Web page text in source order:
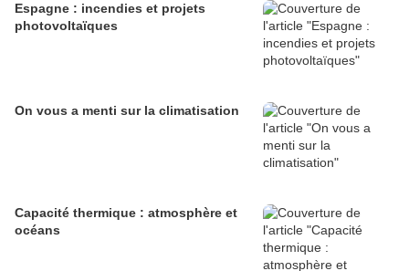
Espagne : incendies et projets
photovoltaïques
On vous a menti sur la climatisation
Capacité thermique : atmosphère et
océans